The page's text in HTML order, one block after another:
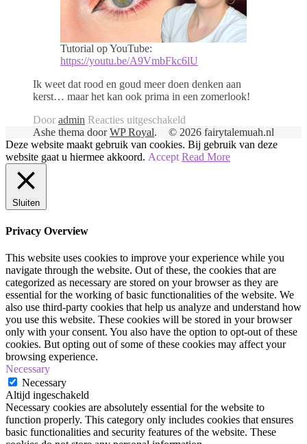
Tutorial op YouTube:
https://youtu.be/A9VmbFkc6lU
Ik weet dat rood en goud meer doen denken aan
kerst… maar het kan ook prima in een zomerlook!
Door admin Reacties uitgeschakeld
Rood
en
Gouden
© 2026 fairytalemuah.nl
Ashe thema doorWP Royal.
Deze website maakt gebruik van cookies. Bij gebruik van deze
website gaat u hiermee akkoord. Accept Read More
Sluiten
Privacy Overview
This website uses cookies to improve your experience while you
navigate through the website. Out of these, the cookies that are
categorized as necessary are stored on your browser as they are
essential for the working of basic functionalities of the website. We
also use third-party cookies that help us analyze and understand how
you use this website. These cookies will be stored in your browser
only with your consent. You also have the option to opt-out of these
cookies. But opting out of some of these cookies may affect your
browsing experience.
Necessary
Necessary
Altijd ingeschakeld
Necessary cookies are absolutely essential for the website to
function properly. This category only includes cookies that ensures
basic functionalities and security features of the website. These